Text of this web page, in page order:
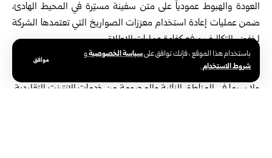
باستخدام هذا الموقع ، فإنك توافق علىسياسة الخصوصيةو
شروط الاستخدام.
موافق
العودة والهبوط عمودياً على متن سفينة مسيّرة في المحيط الهادئ،
ضمن عمليات إعادة استخدام معززات الصواريخ التي تعتمدها الشركة
لخفض التكاليف ورفع كفاءة عمليات الإطلاق.
وبيّنت الشركة أن هذه المهمة تأتي في إطار خطتها المستمرة لتوسيع
منظومة “ستارلينك” وتحسين سرعة الاتصال وتقليل زمن الاستجابة،
ولا سيما في المناطق النائية والمحرومة من خدمات الإنترنت التقليدية،